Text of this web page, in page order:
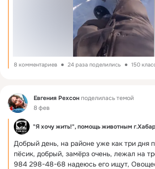
8 комментариев 24 раза поделились 150
Фид Евгения Рехсонподелилась темой
8 фев
"Я хочу жить!", помощь животным
Добрый день, на районе уже как три дня
пёсик, добрый, замёрз очень, лежал на
984 298-48-68 надеюсь его ищут,